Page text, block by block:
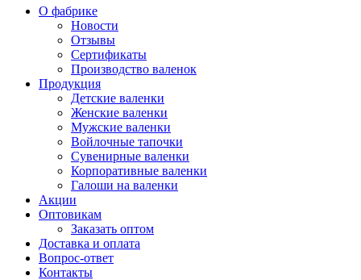
О фабрике
Новости
Отзывы
Сертификаты
Производство валенок
Продукция
Детские валенки
Женские валенки
Мужские валенки
Войлочные тапочки
Сувенирные валенки
Корпоративные валенки
Галоши на валенки
Акции
Оптовикам
Заказать оптом
Доставка и оплата
Вопрос-ответ
Контакты